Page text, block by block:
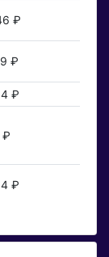
₽
₽
₽
₽
₽